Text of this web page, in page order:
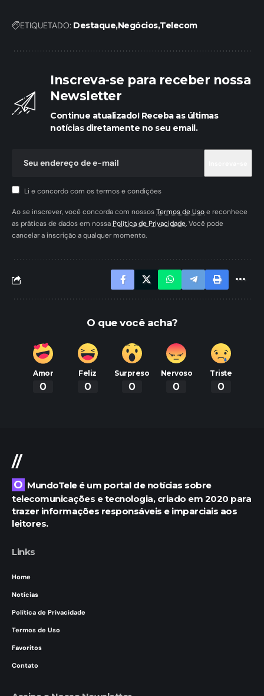
ETIQUETADO: DestaqueNegóciosTelecom
Inscreva-se para receber nossa
Newsletter
Continue atualizado! Receba as últimas
notícias diretamente no seu email.
Li e concordo com os termos e condições
Ao se inscrever, você concorda com nossosTermos de Usoe reconhece
as práticas de dados em nossaPolítica de Privacidade. Você pode
cancelar a inscrição a qualquer momento.
O que você acha?
Amor
0
Feliz
0
Surpreso
0
Nervoso
0
Triste
0
//
O MundoTele é um portal de notícias sobre
telecomunicações e tecnologia, criado em 2020 para
trazer informações responsáveis e imparciais aos
leitores.
Links
Home
Notícias
Política de Privacidade
Termos de Uso
Favoritos
Contato